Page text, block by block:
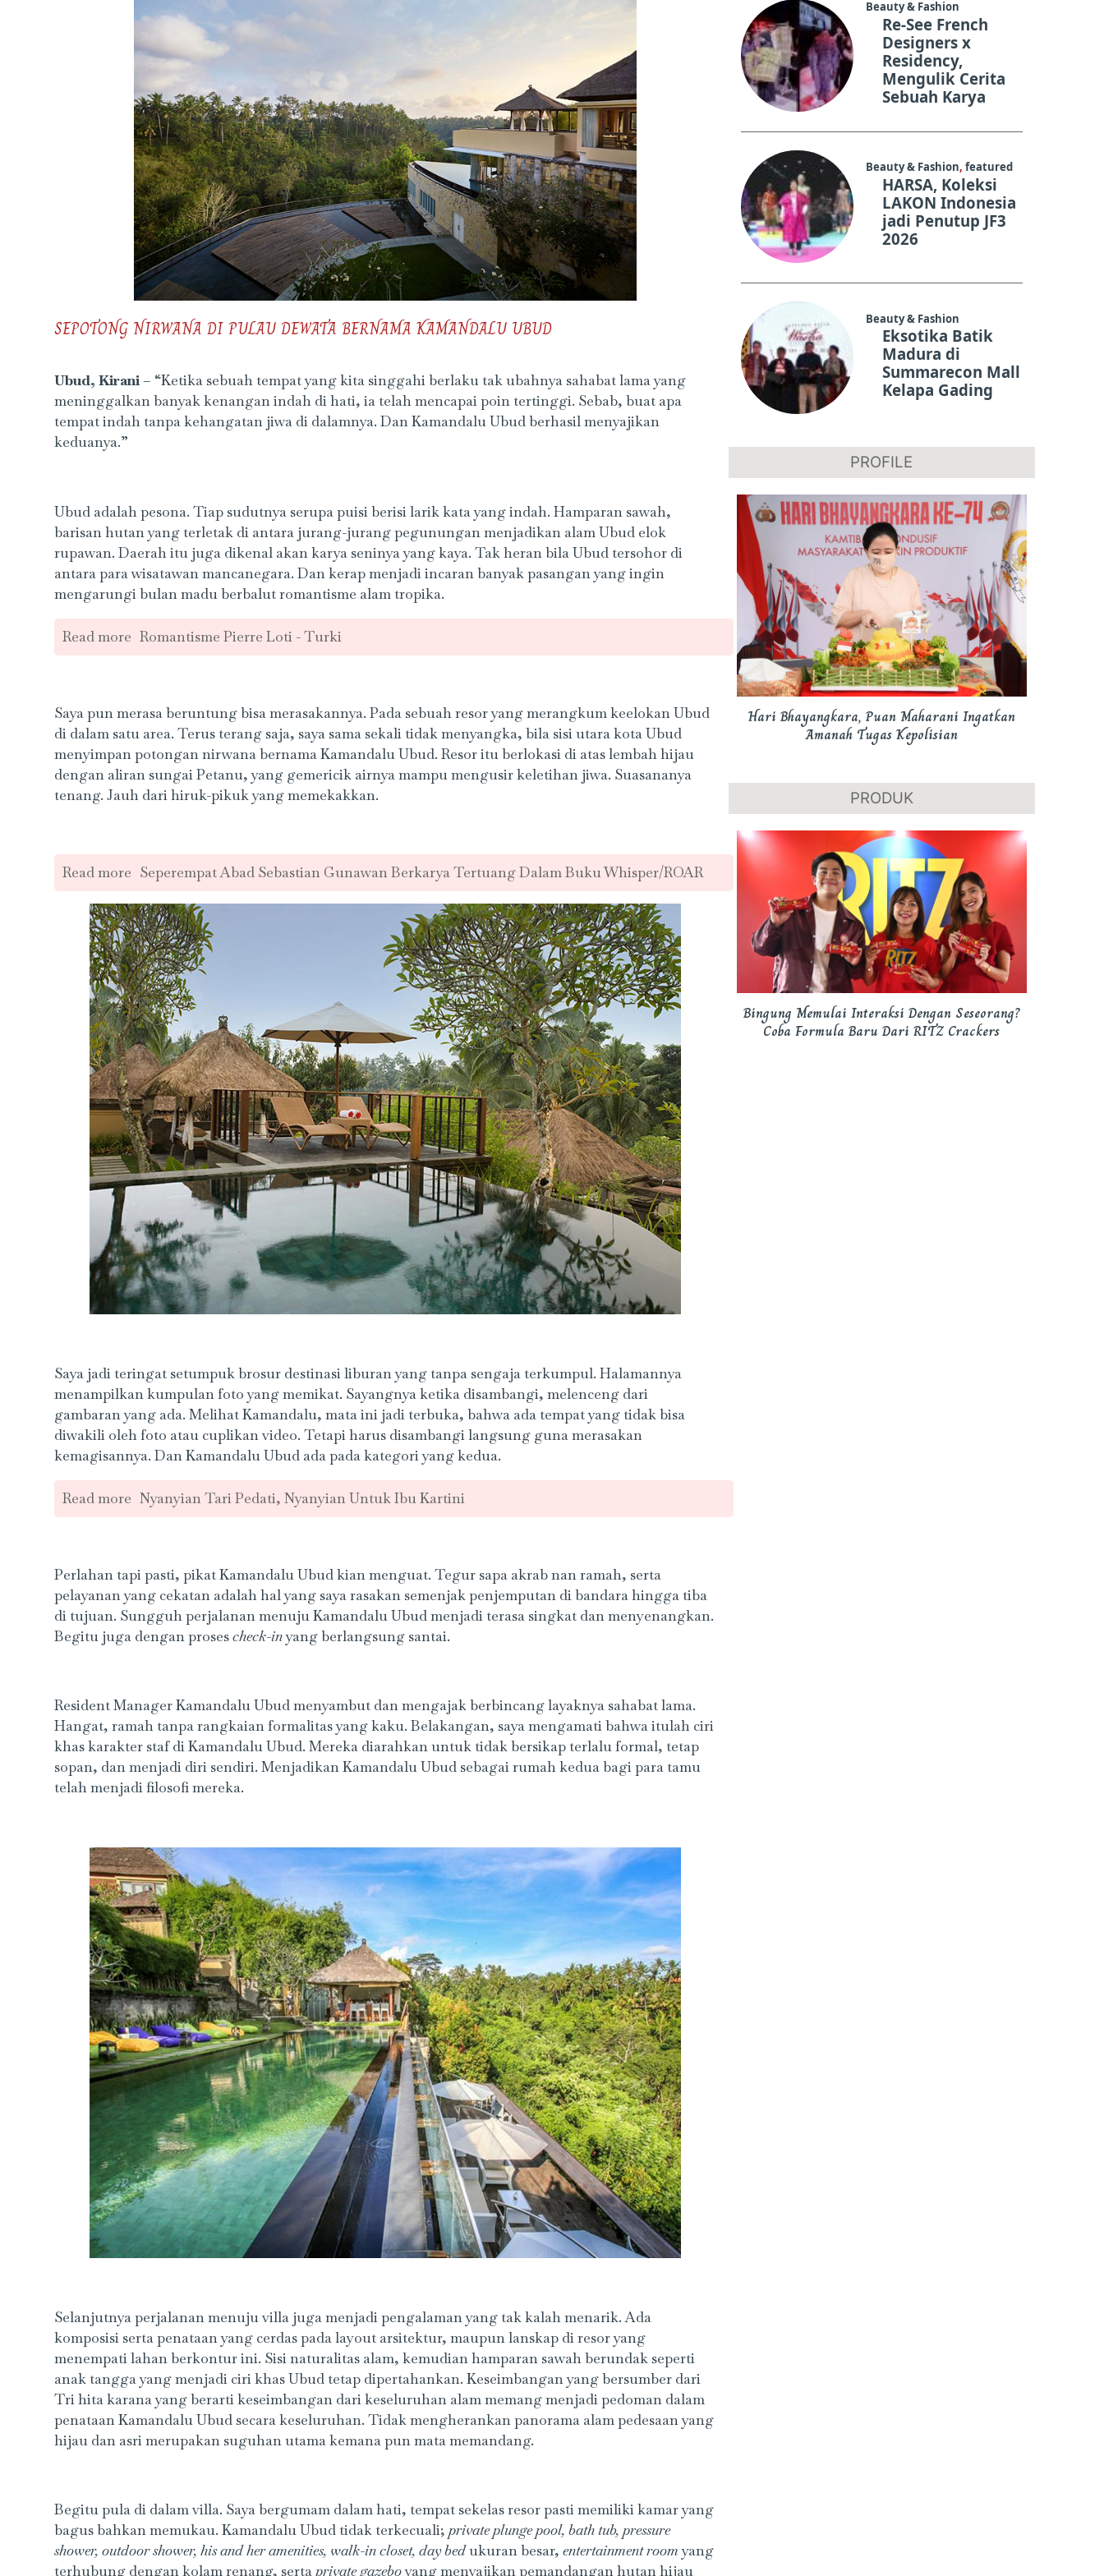
SEPOTONG NIRWANA DI PULAU DEWATA BERNAMA KAMANDALU UBUD
Ubud, Kirani– “Ketika sebuah tempat yang kita singgahi berlaku tak ubahnya sahabat lama yang
meninggalkan banyak kenangan indah di hati, ia telah mencapai poin tertinggi. Sebab, buat apa
tempat indah tanpa kehangatan jiwa di dalamnya. Dan Kamandalu Ubud berhasil menyajikan
keduanya.”
Ubud adalah pesona. Tiap sudutnya serupa puisi berisi larik kata yang indah. Hamparan sawah,
barisan hutan yang terletak di antara jurang-jurang pegunungan menjadikan alam Ubud elok
rupawan. Daerah itu juga dikenal akan karya seninya yang kaya. Tak heran bila Ubud tersohor di
antara para wisatawan mancanegara. Dan kerap menjadi incaran banyak pasangan yang ingin
mengarungi bulan madu berbalut romantisme alam tropika.
Read more Romantisme Pierre Loti - Turki
Saya pun merasa beruntung bisa merasakannya. Pada sebuah resor yang merangkum keelokan Ubud
di dalam satu area. Terus terang saja, saya sama sekali tidak menyangka, bila sisi utara kota Ubud
menyimpan potongan nirwana bernama Kamandalu Ubud. Resor itu berlokasi di atas lembah hijau
dengan aliran sungai Petanu, yang gemericik airnya mampu mengusir keletihan jiwa. Suasananya
tenang. Jauh dari hiruk-pikuk yang memekakkan.
Read more Seperempat Abad Sebastian Gunawan Berkarya Tertuang Dalam Buku Whisper/ROAR
Saya jadi teringat setumpuk brosur destinasi liburan yang tanpa sengaja terkumpul. Halamannya
menampilkan kumpulan foto yang memikat. Sayangnya ketika disambangi, melenceng dari
gambaran yang ada. Melihat Kamandalu, mata ini jadi terbuka, bahwa ada tempat yang tidak bisa
diwakili oleh foto atau cuplikan video. Tetapi harus disambangi langsung guna merasakan
kemagisannya. Dan Kamandalu Ubud ada pada kategori yang kedua.
Read more Nyanyian Tari Pedati, Nyanyian Untuk Ibu Kartini
Perlahan tapi pasti, pikat Kamandalu Ubud kian menguat. Tegur sapa akrab nan ramah, serta
pelayanan yang cekatan adalah hal yang saya rasakan semenjak penjemputan di bandara hingga tiba
di tujuan. Sungguh perjalanan menuju Kamandalu Ubud menjadi terasa singkat dan menyenangkan.
Begitu juga dengan prosescheck-inyang berlangsung santai.
Resident Manager Kamandalu Ubud menyambut dan mengajak berbincang layaknya sahabat lama.
Hangat, ramah tanpa rangkaian formalitas yang kaku. Belakangan, saya mengamati bahwa itulah ciri
khas karakter staf di Kamandalu Ubud. Mereka diarahkan untuk tidak bersikap terlalu formal, tetap
sopan, dan menjadi diri sendiri. Menjadikan Kamandalu Ubud sebagai rumah kedua bagi para tamu
telah menjadi filosofi mereka.
Selanjutnya perjalanan menuju villa juga menjadi pengalaman yang tak kalah menarik. Ada
komposisi serta penataan yang cerdas pada layout arsitektur, maupun lanskap di resor yang
menempati lahan berkontur ini. Sisi naturalitas alam, kemudian hamparan sawah berundak seperti
anak tangga yang menjadi ciri khas Ubud tetap dipertahankan. Keseimbangan yang bersumber dari
Tri hita karana yang berarti keseimbangan dari keseluruhan alam memang menjadi pedoman dalam
penataan Kamandalu Ubud secara keseluruhan. Tidak mengherankan panorama alam pedesaan yang
hijau dan asri merupakan suguhan utama kemana pun mata memandang.
Begitu pula di dalam villa. Saya bergumam dalam hati, tempat sekelas resor pasti memiliki kamar yang
bagus bahkan memukau. Kamandalu Ubud tidak terkecuali;private plunge pool, bath tub, pressure
shower, outdoor shower, his and her amenities, walk-in closet, day bedukuran besar,entertainment roomyang
terhubung dengan kolam renang, sertaprivate gazeboyang menyajikan pemandangan hutan hijau
Beauty & Fashion
Re-See French
Designers x
Residency,
Mengulik Cerita
Sebuah Karya
Beauty & Fashion, featured
HARSA, Koleksi
LAKON Indonesia
jadi Penutup JF3
2026
Beauty & Fashion
Eksotika Batik
Madura di
Summarecon Mall
Kelapa Gading
PROFILE
Hari Bhayangkara, Puan Maharani Ingatkan
Amanah Tugas Kepolisian
PRODUK
Bingung Memulai Interaksi Dengan Seseorang?
Coba Formula Baru Dari RITZ Crackers